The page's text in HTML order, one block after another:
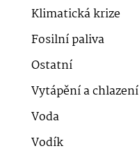
Klimatická krize
Fosilní paliva
Ostatní
Vytápění a chlazení
Voda
Vodík